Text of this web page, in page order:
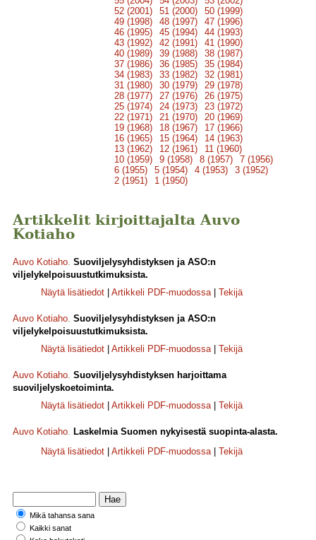
52 (2001)
51 (2000)
50 (1999)
49 (1998)
48 (1997)
47 (1996)
46 (1995)
45 (1994)
44 (1993)
43 (1992)
42 (1991)
41 (1990)
40 (1989)
39 (1988)
38 (1987)
37 (1986)
36 (1985)
35 (1984)
34 (1983)
33 (1982)
32 (1981)
31 (1980)
30 (1979)
29 (1978)
28 (1977)
27 (1976)
26 (1975)
25 (1974)
24 (1973)
23 (1972)
22 (1971)
21 (1970)
20 (1969)
19 (1968)
18 (1967)
17 (1966)
16 (1965)
15 (1964)
14 (1963)
13 (1962)
12 (1961)
11 (1960)
10 (1959)
9 (1958) 8 (1957)
7 (1956)
6 (1955)
5 (1954) 4 (1953)
3 (1952)
2 (1951)
1 (1950)
Artikkelit kirjoittajalta Auvo
Kotiaho
Auvo Kotiaho. Suoviljelysyhdistyksen ja ASO:n
viljelykelpoisuustutkimuksista.
Näytä lisätiedot
Artikkeli PDF-muodossa| Tekijä
Auvo Kotiaho. Suoviljelysyhdistyksen ja ASO:n
viljelykelpoisuustutkimuksista.
Näytä lisätiedot
Artikkeli PDF-muodossa| Tekijä
Auvo Kotiaho. Suoviljelysyhdistyksen harjoittama
suoviljelyskoetoiminta.
Näytä lisätiedot
Artikkeli PDF-muodossa| Tekijä
Auvo Kotiaho. Laskelmia Suomen nykyisestä suopinta-alasta.
Näytä lisätiedot
Artikkeli PDF-muodossa| Tekijä
Mikä tahansa sana
Kaikki sanat